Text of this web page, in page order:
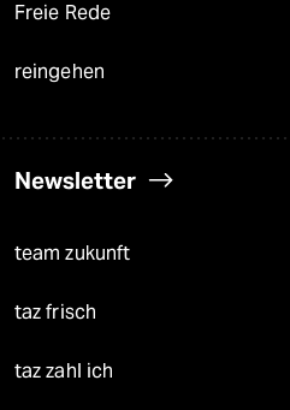
Freie Rede
reingehen
Newsletter
team zukunft
taz frisch
taz zahl ich